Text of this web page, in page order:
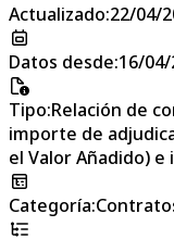
Actualizado:22/04/
Datos desde:16/
Tipo:Relación de
importe de
el Valor Añadido)
Categoría: